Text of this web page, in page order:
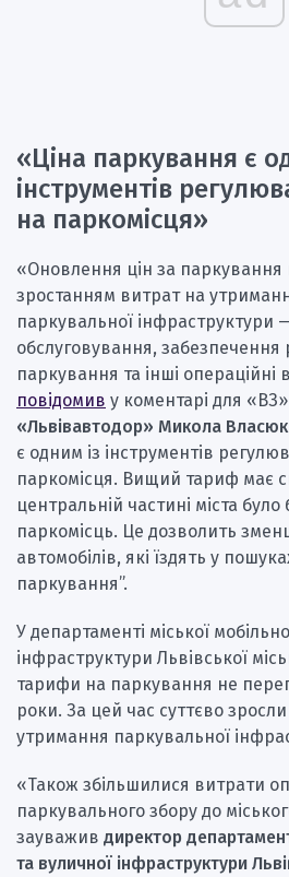
«Ціна паркування є
інструментів
на паркомісця»
«Оновлення цін за паркування
зростанням витрат на
паркувальної інфраструктури
обслуговування, забезпечення
паркування та інші операційні
повідомив у коментарі для «ВЗ»
«Львівавтодор» Микола Власюк
є одним із інструментів
паркомісця. Вищий тариф має
центральній частині міста було
паркомісць. Це дозволить
автомобілів, які їздять у
паркування”.
У департаменті міської
інфраструктури Львівської
тарифи на паркування не
роки. За цей час суттєво
утримання паркувальної
«Також збільшилися витрати
паркувального збору до
зауважив директор
та вуличної інфраструктури